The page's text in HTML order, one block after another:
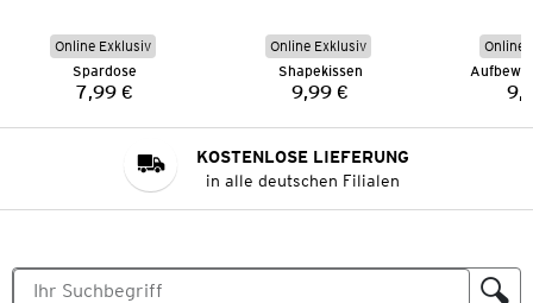
Online Exklusiv
Spardose
Preis:
7,99 €
Online Exklusiv
Shapekissen
Preis:
9,99 €
Online
KOSTENLOSE LIEFERUNG
in alle deutschen Filialen